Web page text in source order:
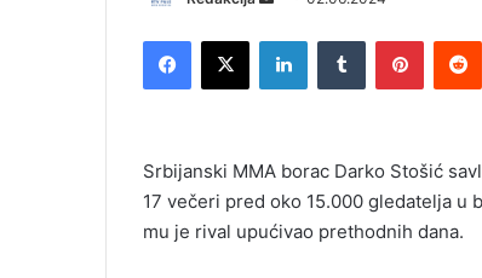
n
d
e
m
a
Srbijanski MMA borac Darko Stošić
17 večeri pred oko 15.000 gledatelja u
mu je rival upućivao prethodnih dana.